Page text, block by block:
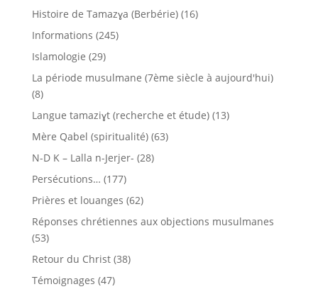
Histoire de Tamazɣa (Berbérie)(16)
Informations (245)
Islamologie (29)
La période musulmane (7ème siècle à aujourd'hui)
(8)
Langue tamaziɣt (recherche et étude)(13)
Mère Qabel (spiritualité)(63)
N-D K – Lalla n-Jerjer- (28)
Persécutions… (177)
Prières et louanges (62)
Réponses chrétiennes aux objections musulmanes
(53)
Retour du Christ(38)
Témoignages (47)